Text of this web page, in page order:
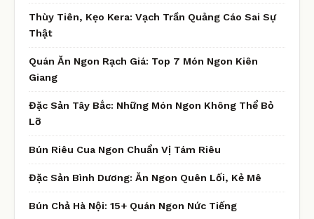
Thùy Tiên, Kẹo Kera: Vạch Trần Quảng Cáo Sai Sự
Thật
Quán Ăn Ngon Rạch Giá: Top 7 Món Ngon Kiên
Giang
Đặc Sản Tây Bắc: Những Món Ngon Không Thể Bỏ
Lỡ
Bún Riêu Cua Ngon Chuẩn Vị Tám Riêu
Đặc Sản Bình Dương: Ăn Ngon Quên Lối, Kẻ Mê
Bún Chả Hà Nội: 15+ Quán Ngon Nức Tiếng